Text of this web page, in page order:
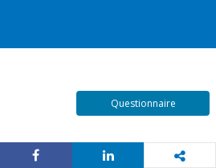
Questionnaire